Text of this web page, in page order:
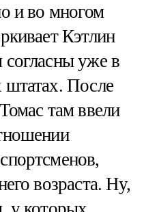
и во многом
Кэтлин
уже в
штатах. После
там ввели
возраста. Ну,